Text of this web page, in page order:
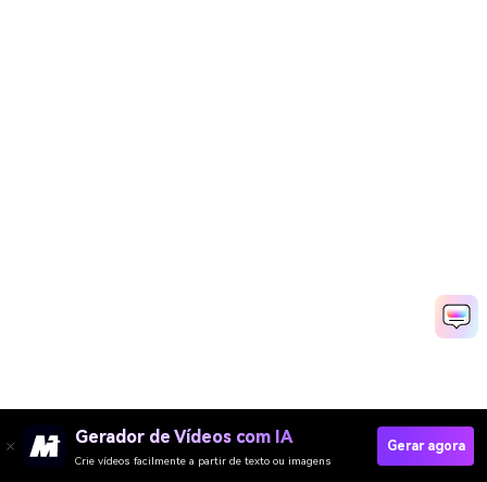
Gerador de Vídeos com IA
Crie vídeos facilmente a partir de texto ou imagens
Gerar agora